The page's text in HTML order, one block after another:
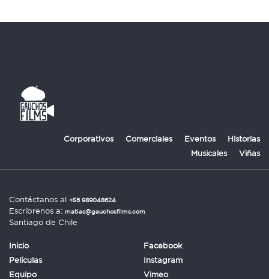
Corporativos Comerciales Eventos
Historias
Musicales
Viñas
Contáctanos al +56 989048624
Escríbrenos a: matias@gauchosfilms.com
Santiago de Chile
Inicio
Películas
Equipo
Facebook
Instagram
Vimeo